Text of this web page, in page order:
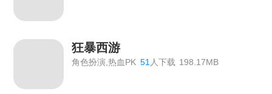
《绝世秘籍》2026年7月6日合服公告
《霸者天下》5月22日合服公告
《霸者天下》5月22日维护公告
狂暴西游
角色扮演,热血PK 51 人下载 198.17MB